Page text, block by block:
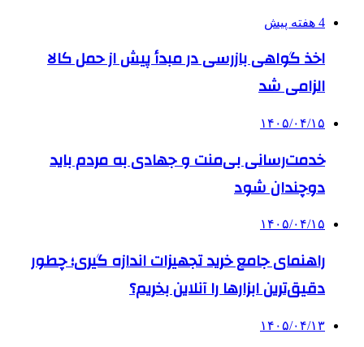
4 هفته پیش
اخذ گواهی بازرسی در مبدأ پیش از حمل کالا
الزامی شد
۱۴۰۵/۰۴/۱۵
خدمت‌رسانی بی‌منت و جهادی به مردم باید
دوچندان شود
۱۴۰۵/۰۴/۱۵
راهنمای جامع خرید تجهیزات اندازه گیری؛ چطور
دقیق‌ترین ابزارها را آنلاین بخریم؟
۱۴۰۵/۰۴/۱۳